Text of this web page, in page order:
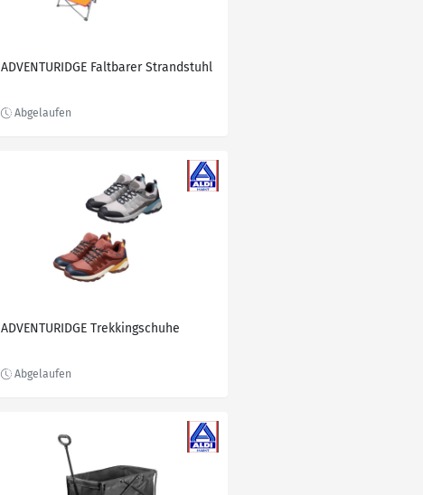
ADVENTURIDGE Faltbarer Strandstuhl
ADVENTURIDGE Trekkingschuhe